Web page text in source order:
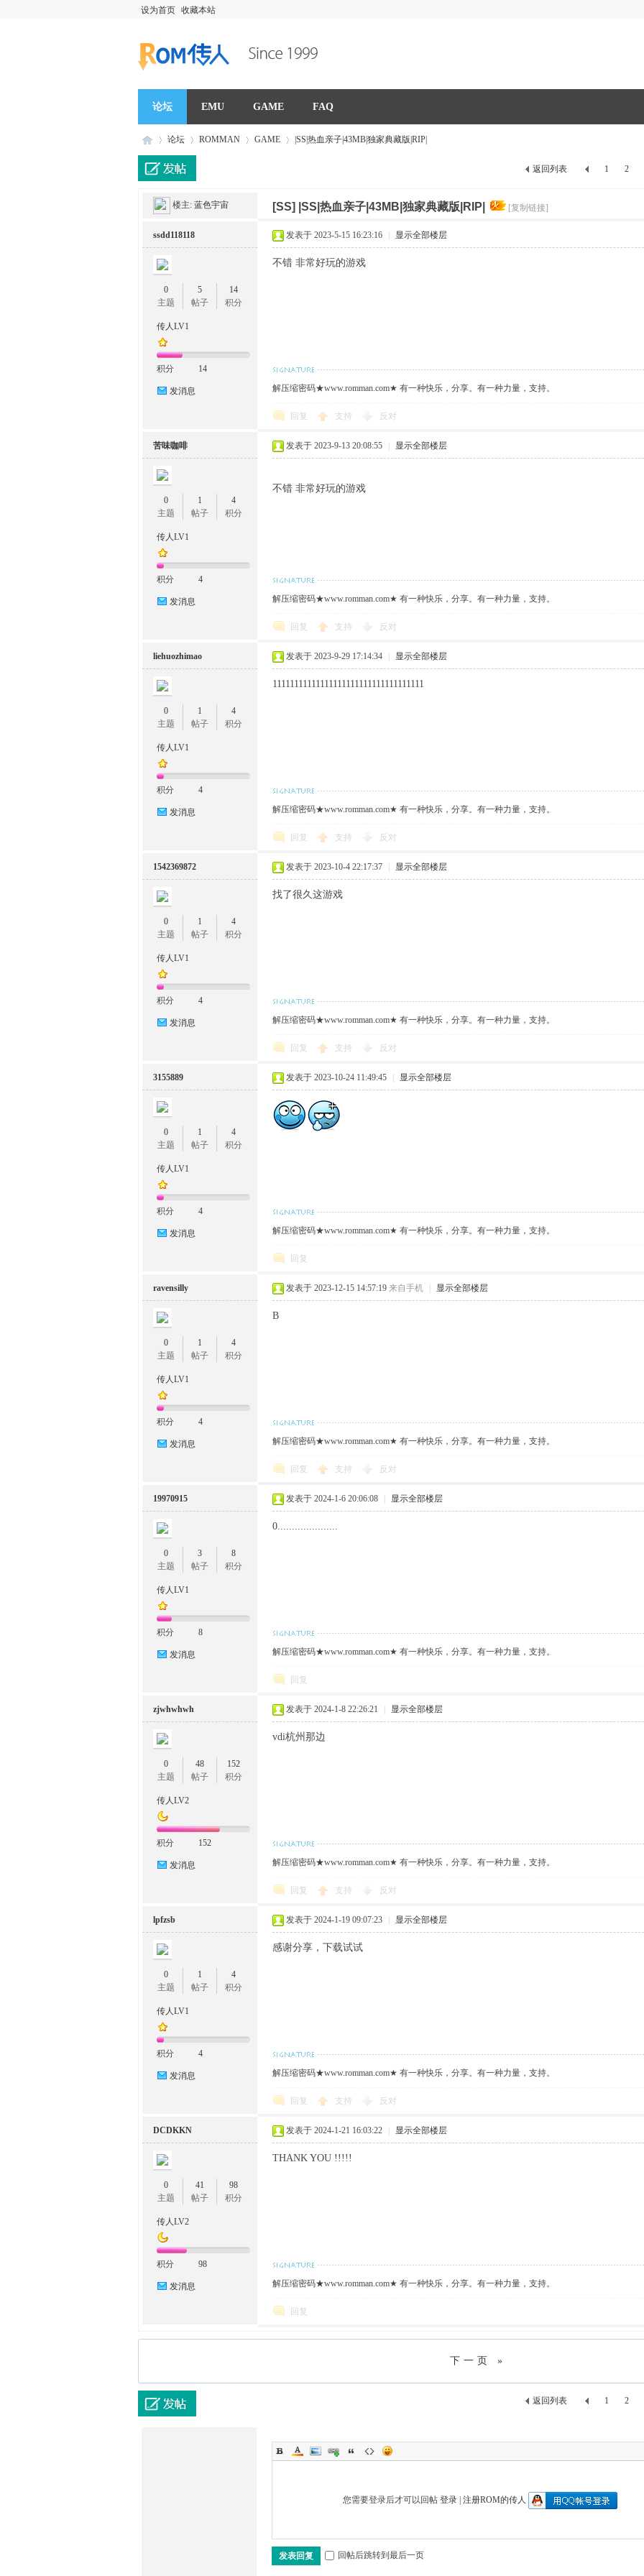
设为首页 收藏本站
论坛 EMU GAME FAQ
»
论坛
›
ROMMAN GAME
›
|SS|热血亲子|43MB|独家典藏版|RIP|
1 2
返回列表
楼主: 蓝色宇宙 [SS] |SS|热血亲子|43MB|独家典藏版|RIP| [复制链接]
ssdd118118
0
主题
5
帖子
14
积分
传人LV1
积分 14
发消息
发表于 2023-5-15 16:23:16 显示全部楼层
不错 非常好玩的游戏
解压缩密码★www.romman.com★ 有一种快乐，分享。有一种力量，支持。
回复 支持 反对
苦味咖啡
0
主题
1
帖子
4
积分
传人LV1
积分 4
发消息
发表于 2023-9-13 20:08:55 显示全部楼层
不错 非常好玩的游戏
解压缩密码★www.romman.com★ 有一种快乐，分享。有一种力量，支持。
回复 支持 反对
liehuozhimao
0
主题
1
帖子
4
积分
传人LV1
积分 4
发消息
发表于 2023-9-29 17:14:34 显示全部楼层
11111111111111111111111111111111111
解压缩密码★www.romman.com★ 有一种快乐，分享。有一种力量，支持。
回复 支持 反对
1542369872
0
主题
1
帖子
4
积分
传人LV1
积分 4
发消息
发表于 2023-10-4 22:17:37 显示全部楼层
找了很久这游戏
解压缩密码★www.romman.com★ 有一种快乐，分享。有一种力量，支持。
回复 支持 反对
3155889
0
主题
1
帖子
4
积分
传人LV1
积分 4
发消息
发表于 2023-10-24 11:49:45 显示全部楼层
解压缩密码★www.romman.com★ 有一种快乐，分享。有一种力量，支持。
回复
ravensilly
0
主题
1
帖子
4
积分
传人LV1
积分 4
发消息
发表于 2023-12-15 14:57:19 来自手机 显示全部楼层
Β
解压缩密码★www.romman.com★ 有一种快乐，分享。有一种力量，支持。
回复 支持 反对
19970915
0
主题
3
帖子
8
积分
传人LV1
积分 8
发消息
发表于 2024-1-6 20:06:08 显示全部楼层
0.....................
解压缩密码★www.romman.com★ 有一种快乐，分享。有一种力量，支持。
回复
zjwhwhwh
0
主题
48
帖子
152
积分
传人LV2
积分 152
发消息
发表于 2024-1-8 22:26:21 显示全部楼层
vdi杭州那边
解压缩密码★www.romman.com★ 有一种快乐，分享。有一种力量，支持。
回复 支持 反对
lpfzsb
0
主题
1
帖子
4
积分
传人LV1
积分 4
发消息
发表于 2024-1-19 09:07:23 显示全部楼层
感谢分享，下载试试
解压缩密码★www.romman.com★ 有一种快乐，分享。有一种力量，支持。
回复 支持 反对
DCDKKN
0
主题
41
帖子
98
积分
传人LV2
积分 98
发消息
发表于 2024-1-21 16:03:22 显示全部楼层
THANK YOU !!!!!
解压缩密码★www.romman.com★ 有一种快乐，分享。有一种力量，支持。
回复
下一页 »
1 2
返回列表
您需要登录后才可以回帖 登录| 注册ROM的传人
发表回复 回帖后跳转到最后一页